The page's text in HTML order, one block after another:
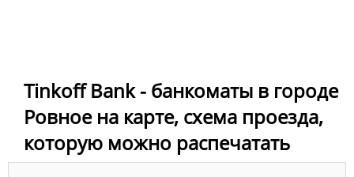
Tinkoff Bank - банкоматы в городе
Ровное на карте, схема проезда,
которую можно распечатать